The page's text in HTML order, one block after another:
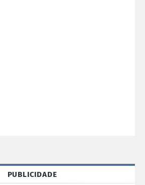
PUBLICIDADE